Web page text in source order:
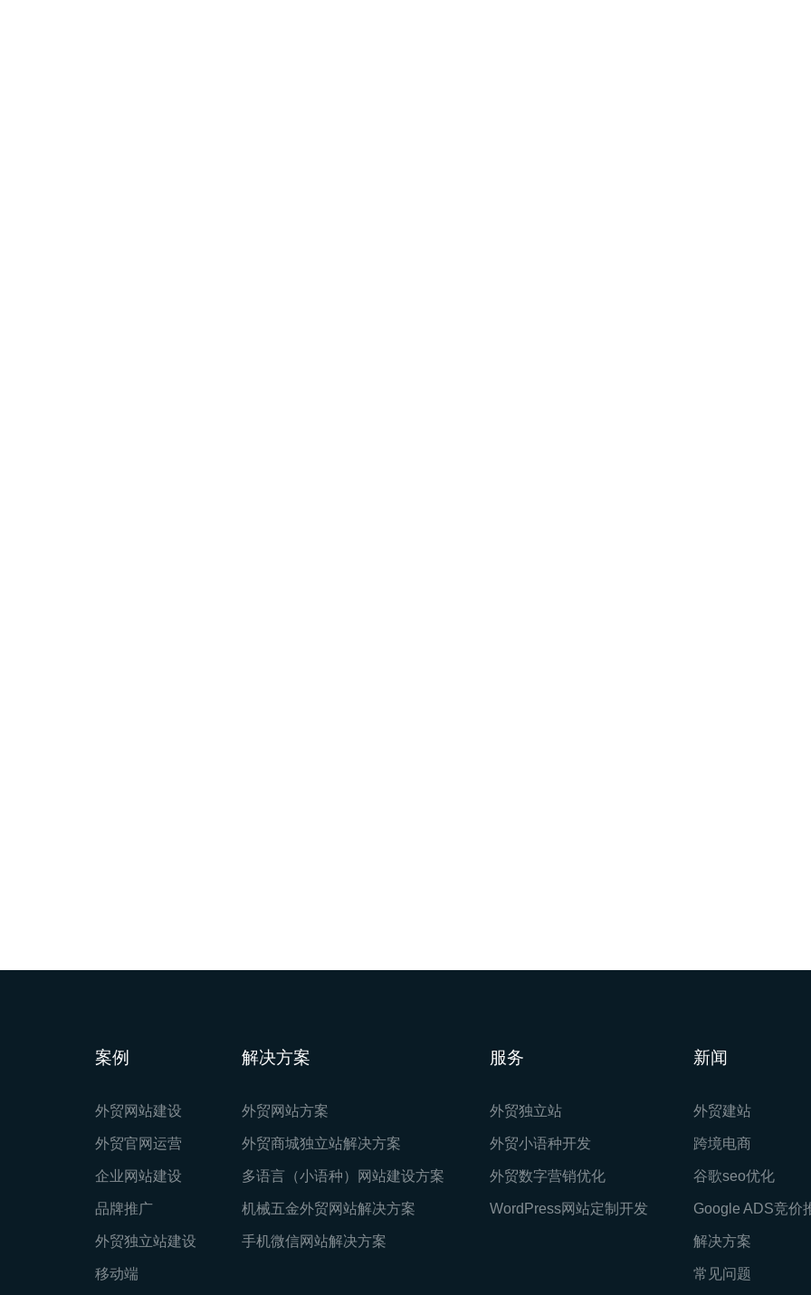
案例
外贸网站建设
外贸官网运营
企业网站建设
品牌推广
外贸独立站建设
移动端
解决方案
外贸网站方案
外贸商城独立站解决方案
多语言（小语种）网站建设方案
机械五金外贸网站解决方案
手机微信网站解决方案
服务
外贸独立站
外贸小语种开发
外贸数字营销优化
WordPress网站定制开发
新闻
外贸建站
跨境电商
谷歌seo优化
Google ADS竞价
解决方案
常见问题